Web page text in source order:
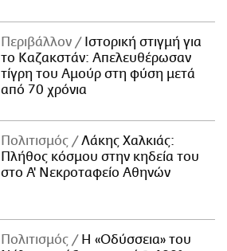
Περιβάλλον
Ιστορική στιγμή για
το Καζακστάν: Απελευθέρωσαν
τίγρη του Αμούρ στη φύση μετά
από 70 χρόνια
Πολιτισμός
Λάκης Χαλκιάς:
Πλήθος κόσμου στην κηδεία του
στο Α' Νεκροταφείο Αθηνών
Πολιτισμός
Η «Οδύσσεια» του